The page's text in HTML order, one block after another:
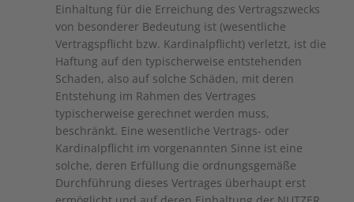
Einhaltung für die Erreichung des Vertragszwecks
von besonderer Bedeutung ist (wesentliche
Vertragspflicht bzw. Kardinalpflicht) verletzt, ist die
Haftung auf den typischerweise entstehenden
Schaden, also auf solche Schäden, mit deren
Entstehung im Rahmen des Vertrages
typischerweise gerechnet werden muss,
beschränkt. Eine wesentliche Vertrags- oder
Kardinalpflicht im vorgenannten Sinne ist eine
solche, deren Erfüllung die ordnungsgemäße
Durchführung dieses Vertrages überhaupt erst